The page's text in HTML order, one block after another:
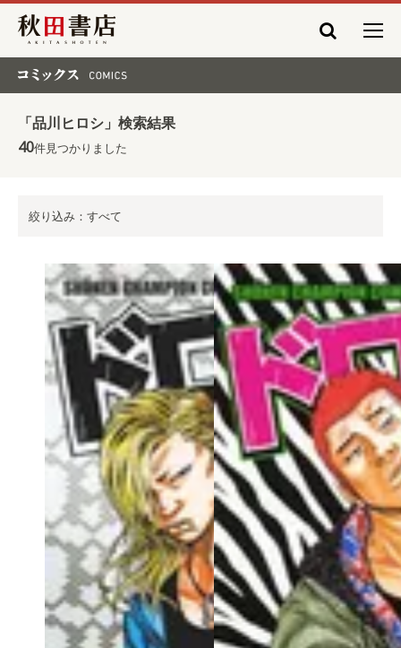
秋田書店
「品川ヒロシ」検索結果
40件見つかりました
絞り込み：すべて